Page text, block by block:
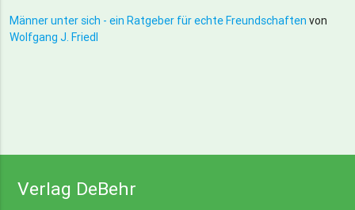
Männer unter sich - ein Ratgeber für echte Freundschaften von
Wolfgang J. Friedl
Verlag DeBehr